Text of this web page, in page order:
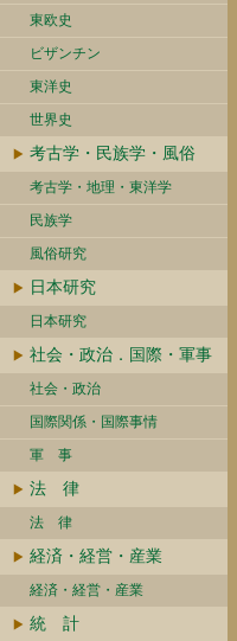
東欧史
ビザンチン
東洋史
世界史
考古学・民族学・風俗
考古学・地理・東洋学
民族学
風俗研究
日本研究
日本研究
社会・政治．国際・軍事
社会・政治
国際関係・国際事情
軍 事
法 律
法 律
経済・経営・産業
経済・経営・産業
統 計